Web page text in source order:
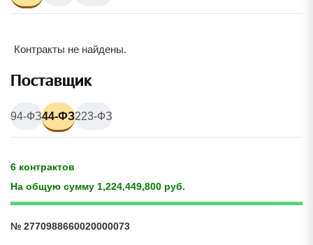
Контракты не найдены.
Поставщик
94-ФЗ44-ФЗ223-ФЗ
6 контрактов
На общую сумму 1,224,449,800 руб.
№ 2770988660020000073